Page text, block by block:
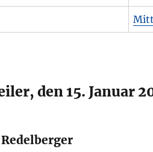
den 15. Januar